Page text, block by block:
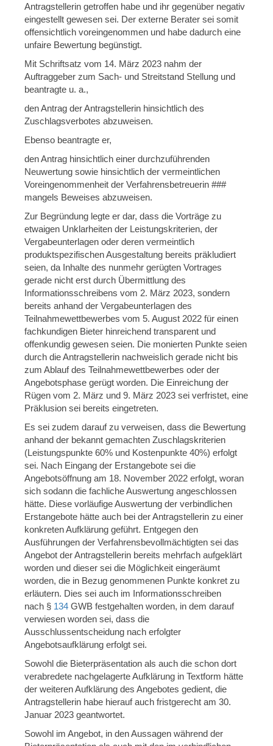
Antragstellerin getroffen habe und ihr gegenüber negativ
eingestellt gewesen sei. Der externe Berater sei somit
offensichtlich voreingenommen und habe dadurch eine
unfaire Bewertung begünstigt.
Mit Schriftsatz vom 14. März 2023 nahm der
Auftraggeber zum Sach- und Streitstand Stellung und
beantragte u. a.,
den Antrag der Antragstellerin hinsichtlich des
Zuschlagsverbotes abzuweisen.
Ebenso beantragte er,
den Antrag hinsichtlich einer durchzuführenden
Neuwertung sowie hinsichtlich der vermeintlichen
Voreingenommenheit der Verfahrensbetreuerin ###
mangels Beweises abzuweisen.
Zur Begründung legte er dar, dass die Vorträge zu
etwaigen Unklarheiten der Leistungskriterien, der
Vergabeunterlagen oder deren vermeintlich
produktspezifischen Ausgestaltung bereits präkludiert
seien, da Inhalte des nunmehr gerügten Vortrages
gerade nicht erst durch Übermittlung des
Informationsschreibens vom 2. März 2023, sondern
bereits anhand der Vergabeunterlagen des
Teilnahmewettbewerbes vom 5. August 2022 für einen
fachkundigen Bieter hinreichend transparent und
offenkundig gewesen seien. Die monierten Punkte seien
durch die Antragstellerin nachweislich gerade nicht bis
zum Ablauf des Teilnahmewettbewerbes oder der
Angebotsphase gerügt worden. Die Einreichung der
Rügen vom 2. März und 9. März 2023 sei verfristet, eine
Präklusion sei bereits eingetreten.
Es sei zudem darauf zu verweisen, dass die Bewertung
anhand der bekannt gemachten Zuschlagskriterien
(Leistungspunkte 60% und Kostenpunkte 40%) erfolgt
sei. Nach Eingang der Erstangebote sei die
Angebotsöffnung am 18. November 2022 erfolgt, woran
sich sodann die fachliche Auswertung angeschlossen
hätte. Diese vorläufige Auswertung der verbindlichen
Erstangebote hätte auch bei der Antragstellerin zu einer
konkreten Aufklärung geführt. Entgegen den
Ausführungen der Verfahrensbevollmächtigten sei das
Angebot der Antragstellerin bereits mehrfach aufgeklärt
worden und dieser sei die Möglichkeit eingeräumt
worden, die in Bezug genommenen Punkte konkret zu
erläutern. Dies sei auch im Informationsschreiben
nach § 134 GWB festgehalten worden, in dem darauf
verwiesen worden sei, dass die
Ausschlussentscheidung nach erfolgter
Angebotsaufklärung erfolgt sei.
Sowohl die Bieterpräsentation als auch die schon dort
verabredete nachgelagerte Aufklärung in Textform hätte
der weiteren Aufklärung des Angebotes gedient, die
Antragstellerin habe hierauf auch fristgerecht am 30.
Januar 2023 geantwortet.
Sowohl im Angebot, in den Aussagen während der